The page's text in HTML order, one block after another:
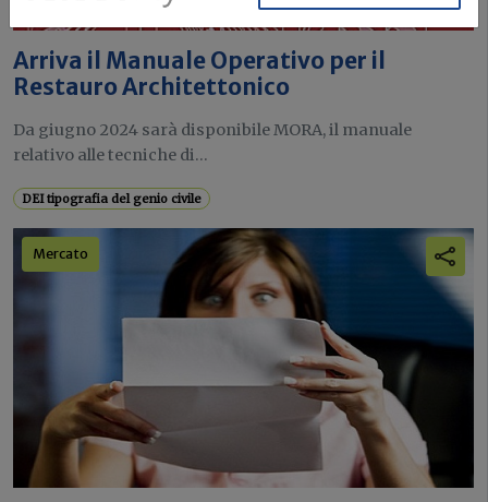
Arriva il Manuale Operativo per il
Restauro Architettonico
Da giugno 2024 sarà disponibile MORA, il manuale
relativo alle tecniche di...
DEI tipografia del genio civile
Mercato